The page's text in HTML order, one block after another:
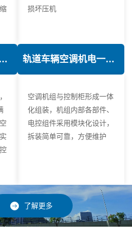
损坏压机
轨道车辆空调直流供电技术 轨道车辆空调机电一体化技术
空调机组与控制柜形成一体
化组装，机组内部各部件、
电控组件采用模块化设计，
拆装简单可靠，方便维护
了解更多